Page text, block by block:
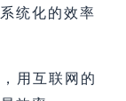
统化的效率
用互联网的